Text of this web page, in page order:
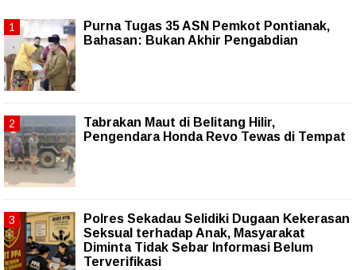
Purna Tugas 35 ASN Pemkot Pontianak,
Bahasan: Bukan Akhir Pengabdian
Tabrakan Maut di Belitang Hilir,
Pengendara Honda Revo Tewas di Tempat
Polres Sekadau Selidiki Dugaan Kekerasan
Seksual terhadap Anak, Masyarakat
Diminta Tidak Sebar Informasi Belum
Terverifikasi